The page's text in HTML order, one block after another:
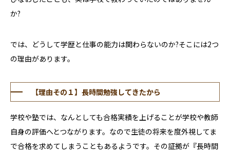
か?
では、どうして学歴と仕事の能力は関わらないのか?そこには2つ
の理由があります。
【理由その１】長時間勉強してきたから
学校や塾では、なんとしても合格実績を上げることが学校や教師
自身の評価へとつながります。なので生徒の将来を度外視してま
で合格を求めてしまうこともあるようです。その証拠が『長時間